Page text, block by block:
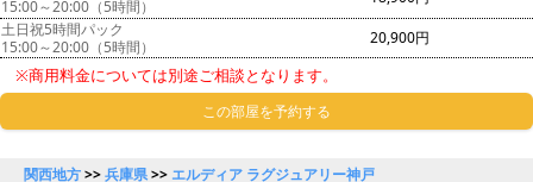
15:00～20:00（5時間）
土日祝5時間パック
15:00～20:00（5時間）
20,900円
※商用料金については別途ご相談となります。
この部屋を予約する
関西地方>>兵庫県>> エルディア ラグジュアリー神戸